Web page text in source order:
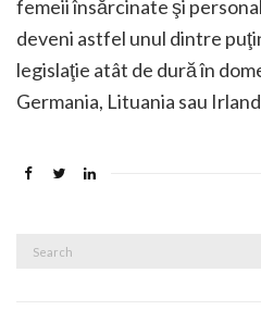
femeii însărcinate şi
deveni astfel unul dintre
legislaţie atât de dură în
Germania, Lituania sau